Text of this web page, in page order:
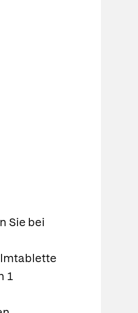
Sie bei
1